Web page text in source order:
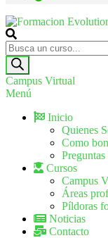
Formacion Evolution
Cursos de formación
Campus Virtual
Menú
Inicio
Quienes
Como
Cursos
Campus
Áreas
Píldoras
Noticias
Contacto